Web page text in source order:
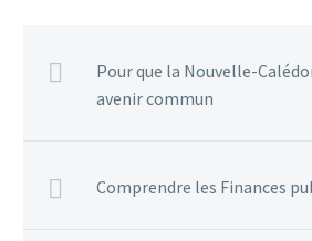
Pour que la Nouvelle-
avenir commun
Comprendre les Finances